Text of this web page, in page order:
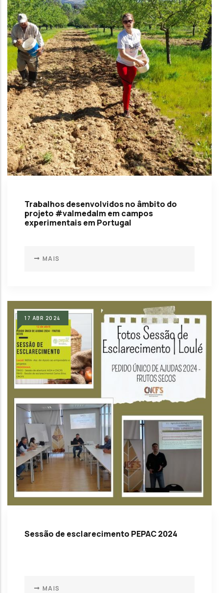
Trabalhos desenvolvidos no âmbito do
projeto #valmedalm em campos
experimentais em Portugal
MAIS
17 ABR 2024
Sessão de esclarecimento PEPAC 2024
MAIS